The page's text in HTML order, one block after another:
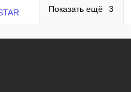
Показать ещё 3